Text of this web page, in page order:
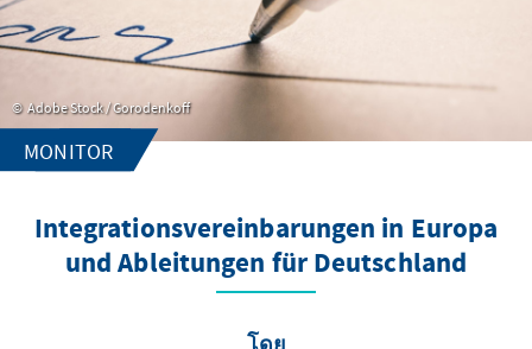
Adobe Stock / Gorodenkoff
MONITOR
Integrationsvereinbarungen in Europa
und Ableitungen für Deutschland
โดย